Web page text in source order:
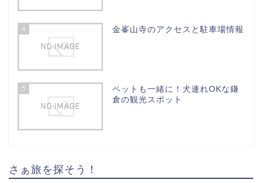
4 金峯山寺のアクセスと駐車場情報
5
ペットも一緒に！犬連れOKな鎌
倉の観光スポット
さぁ旅を探そう！